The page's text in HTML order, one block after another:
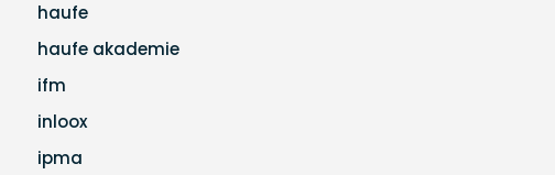
haufe
haufe akademie
ifm
inloox
ipma